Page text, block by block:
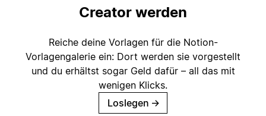
Creator werden
Reiche deine Vorlagen für die Notion-
Vorlagengalerie ein: Dort werden sie vorgestellt
und du erhältst sogar Geld dafür – all das mit
wenigen Klicks.
Loslegen →